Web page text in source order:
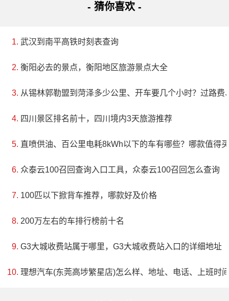
- 猜你喜欢 -
武汉到南平高铁时刻表查询
衡阳必去的景点，衡阳地区旅游景点大全
从锡林郭勒盟到菏泽多少公里、开车要几个小时？过路费
四川景区排名前十，四川境内3天旅游推荐
直喷供油、百公里电耗8kWh以下的车有哪些？哪款值得
众泰云100召回查询入口工具，众泰云100召回怎么查询
100匹以下掀背车推荐，哪款好及价格
200万左右的车排行榜前十名
G3大城收费站属于哪里，G3大城收费站入口的详细地址
理想汽车(东莞高埗繁星店)怎么样、地址、电话、上班时